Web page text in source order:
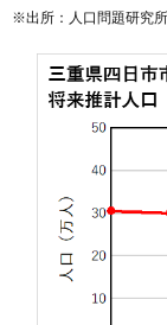
※出所：人口問題研究